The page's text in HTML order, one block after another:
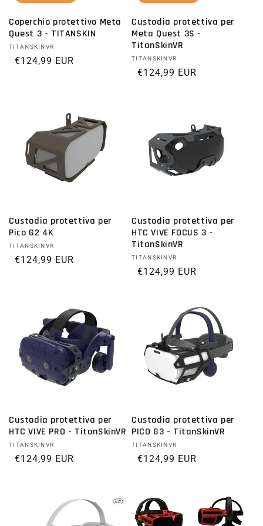
Coperchio protettivo Meta
Quest 3 - TITANSKIN
Fornitore:
TITANSKINVR
Prezzo di listino
€124,99 EUR
Custodia protettiva per
Meta Quest 3S -
TitanSkinVR
Fornitore:
TITANSKINVR
Prezzo di listino
€124,99 EUR
Custodia protettiva per
Pico G2 4K
Fornitore:
TITANSKINVR
Prezzo di listino
€124,99 EUR
Custodia protettiva per
HTC VIVE FOCUS 3 -
TitanSkinVR
Fornitore:
TITANSKINVR
Prezzo di listino
€124,99 EUR
Custodia protettiva per
HTC VIVE PRO - TitanSkinVR
Fornitore:
TITANSKINVR
Prezzo di listino
€124,99 EUR
Custodia protettiva per
PICO G3 - TitanSkinVR
Fornitore:
TITANSKINVR
Prezzo di listino
€124,99 EUR